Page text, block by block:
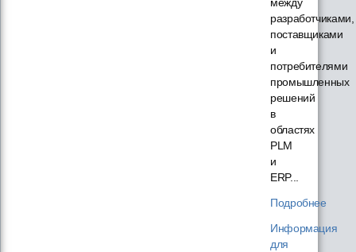
разработчиками,
поставщиками
и
потребителями
промышленных
решений
в
областях
PLM
и
ERP...
Подробнее
Информация
для